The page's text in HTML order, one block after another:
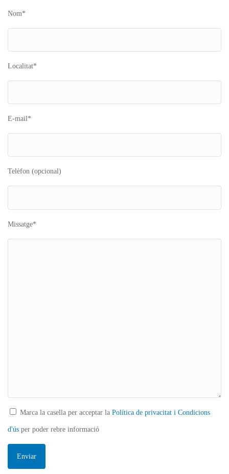
Nom*
Localitat*
E-mail*
Telèfon (opcional)
Missatge*
Marca la casella per acceptar la Política de privacitat i Condicions
d'ús per poder rebre informació